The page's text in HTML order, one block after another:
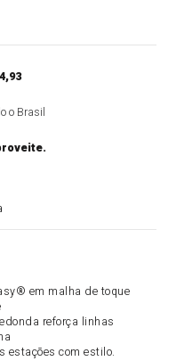
o Brasil
em malha de toque
reforça linhas
estações com estilo.